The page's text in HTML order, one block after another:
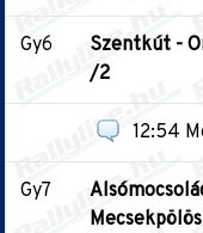
Gy6
Szentkút -
/2
12:54
Gy7